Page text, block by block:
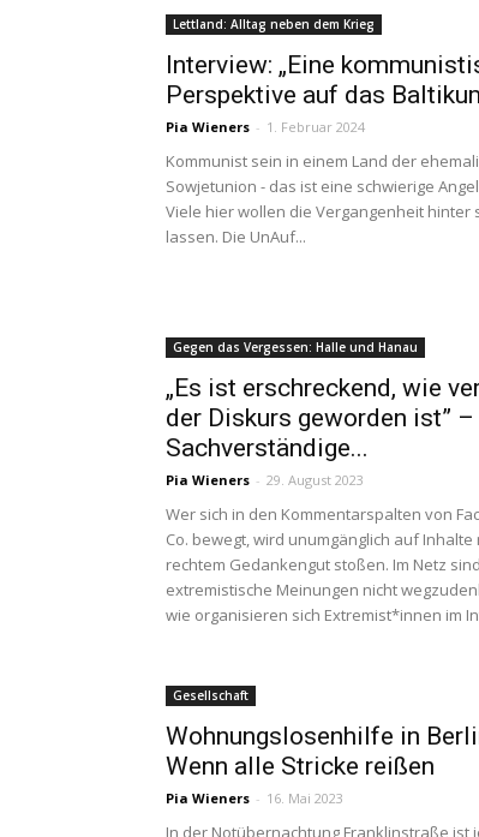
Lettland: Alltag neben dem Krieg
Interview: „Eine
Perspektive auf das
Pia Wieners - 1. Februar 2024
Kommunist sein in einem Land der
Sowjetunion - das ist eine schwierige
Viele hier wollen die Vergangenheit hinter
lassen. Die UnAuf...
Gegen das Vergessen: Halle und Hanau
„Es ist erschreckend, wie
der Diskurs geworden ist” –
Sachverständige...
Pia Wieners - 29. August 2023
Wer sich in den Kommentarspalten von
Co. bewegt, wird unumgänglich auf Inhalte
rechtem Gedankengut stoßen. Im Netz sind
extremistische Meinungen nicht
wie organisieren sich Extremist*innen im
Gesellschaft
Wohnungslosenhilfe in
Wenn alle Stricke reißen
Pia Wieners - 16. Mai 2023
In der Notübernachtung Franklinstraße ist